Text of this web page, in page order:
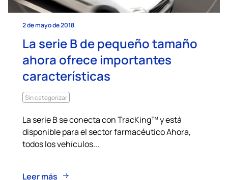
2 de mayo de 2018
La serie B de pequeño tamaño
ahora ofrece importantes
características
Sin categorizar
La serie B se conecta con TracKing™ y está
disponible para el sector farmacéutico Ahora,
todos los vehículos...
Leer más